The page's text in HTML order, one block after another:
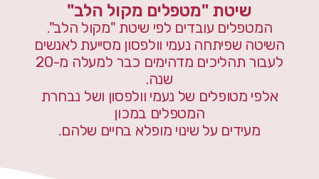
שיטת "מטפלים מקול הלב"
המטפלים עובדים לפי שיטת "מקול הלב".
השיטה שפיתחה נעמי וולפסון מסייעת לאנשים
לעבור תהליכים מדהימים כבר למעלה מ-20
שנה.
אלפי מטופלים של נעמי וולפסון ושל נבחרת
המטפלים במכון
מעידים על שינוי מופלא בחיים שלהם.